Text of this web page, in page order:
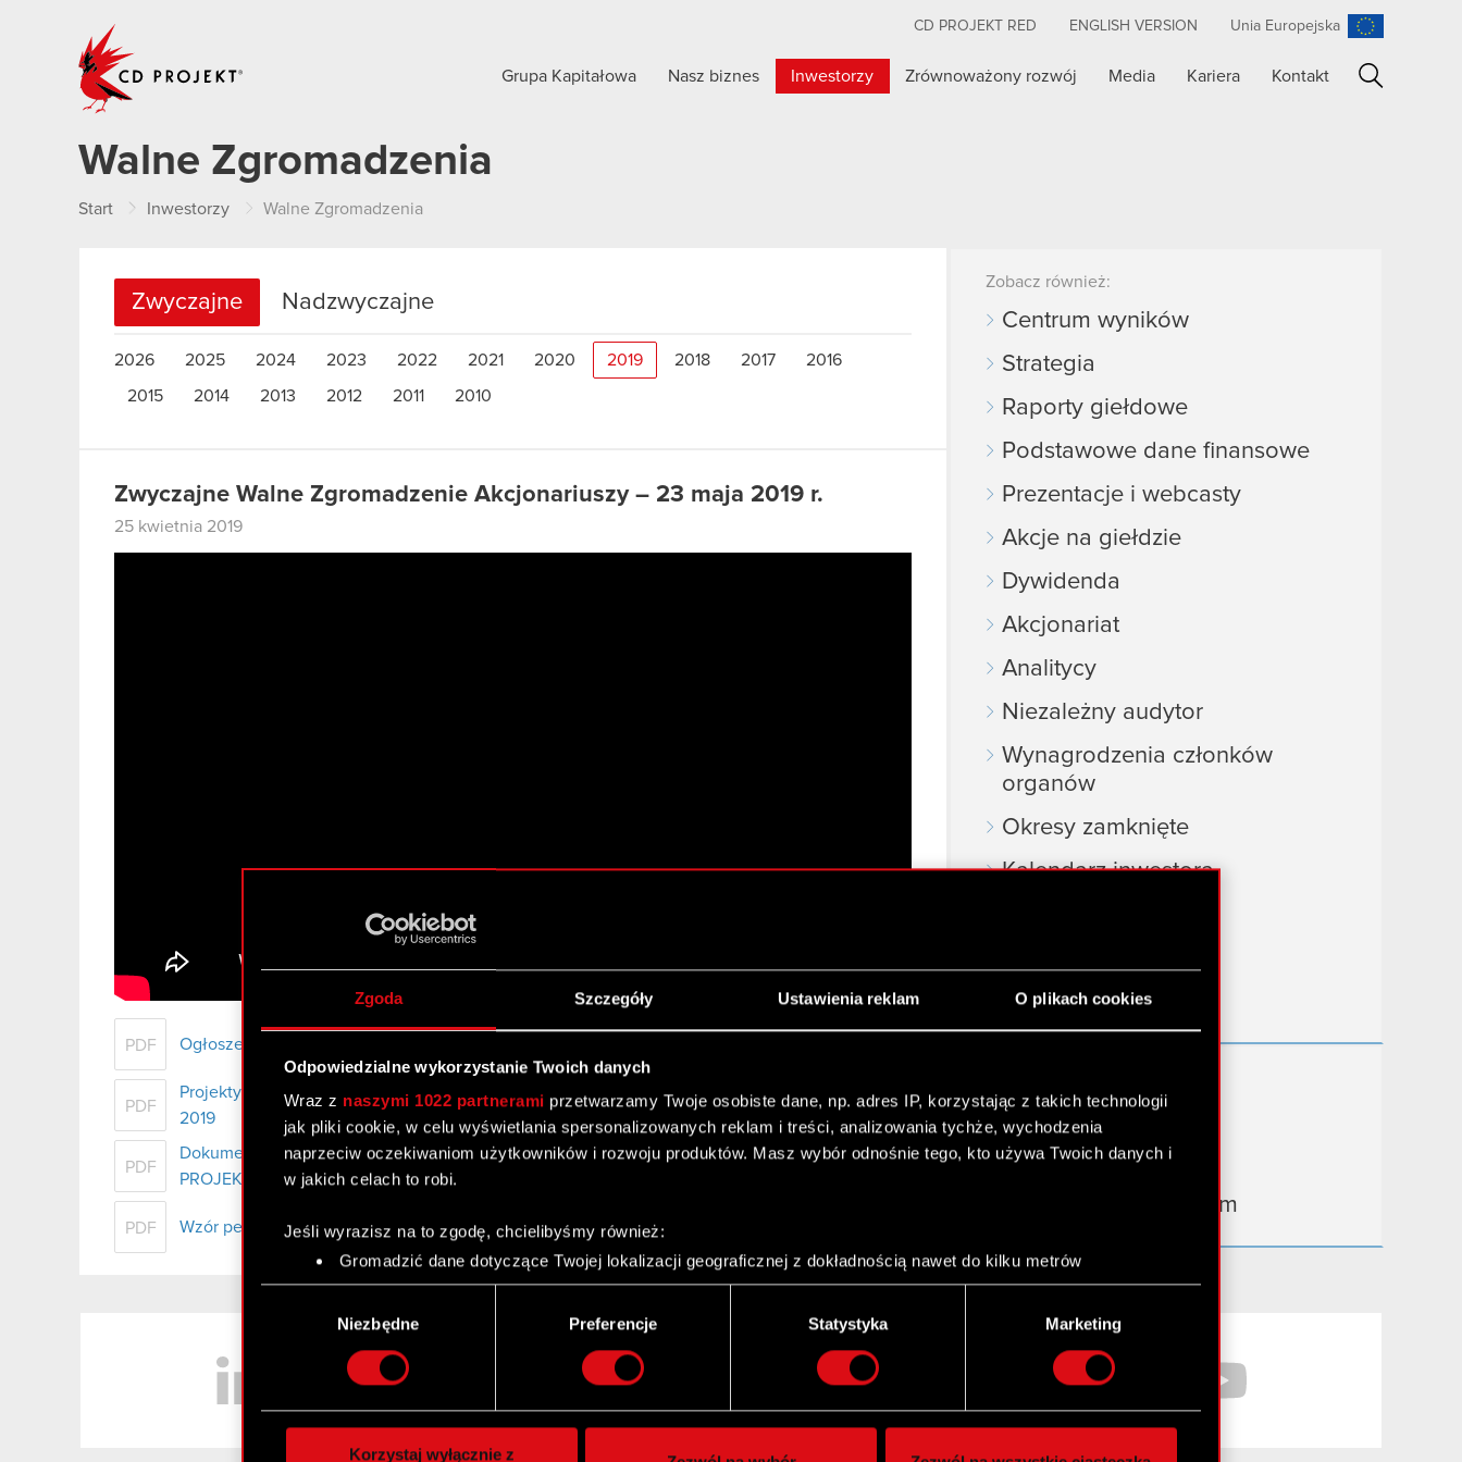
Zgoda Szczegóły Ustawienia reklam O plikach cookies
Odpowiedzialne wykorzystanie Twoich danych
Wraz z naszymi 1022 partnerami przetwarzamy Twoje osobiste dane, np. adres IP, korzystając z takich technologii
jak pliki cookie, w celu wyświetlania spersonalizowanych reklam i treści, analizowania tychże, wychodzenia
naprzeciw oczekiwaniom użytkowników i rozwoju produktów. Masz wybór odnośnie tego, kto używa Twoich danych i
w jakich celach to robi.
Jeśli wyrazisz na to zgodę, chcielibyśmy również:
Gromadzić dane dotyczące Twojej lokalizacji geograficznej z dokładnością nawet do kilku metrów
Identyfikować Twoje urządzenie, aktywnie analizując charakteryzującego je zbiory danych (fingerprinting,
Dowiedz się więcej odnośnie tego, jak Twoje osobiste dane są przetwarzane oraz ustaw własne preferencje w
szczegółów . W Deklaracji plików cookie możesz zmienić lub wycofać swoją zgodę w dowolnej chwili.
Wykorzystujemy pliki cookie do spersonalizowania treści i reklam, aby oferować funkcje społecznościowe i
Niezbędne Preferencje Statystyka Marketing
Korzystaj wyłącznie z
CD PROJEKT RED ENGLISH VERSION Unia Europejska
Grupa Kapitałowa Nasz biznes Inwestorzy Zrównoważony rozwój Media Kariera Kontakt
Walne Zgromadzenia
Start Inwestorzy Walne Zgromadzenia
Zwyczajne Nadzwyczajne
2026 2025 2024 2023 2022 2021 2020 2019 2018 2017 2016
2015 2014 2013 2012 2011 2010
Zwyczajne Walne Zgromadzenie Akcjonariuszy – 23 maja 2019 r.
25 kwietnia 2019
PDF Ogłoszenie o zwołaniu ZWZA
PDF
Projekty uchwał Zwyczajnego Walnego Zgromadzenia CD PROJEKT S.A. zwołanego na 23 maja
2019
PDF
Dokumentacja przedkładana do rozpatrzenia Zwyczajnemu Walnemu Zgromadzeniu CD
PROJEKT S.A.
PDF Wzór pełnomocnictwa i instrukcja wykonywania prawa głosu przez pełnomocnika
Zobacz również:
Centrum wyników
Strategia
Raporty giełdowe
Podstawowe dane finansowe
Prezentacje i webcasty
Akcje na giełdzie
Dywidenda
Akcjonariat
Analitycy
Niezależny audytor
Wynagrodzenia członków
organów
Okresy zamknięte
Kalendarz inwestora
Kontakt IR
thewitcher.com
cyberpunk.net
gear.cdprojektred.com
LinkedIn Facebook